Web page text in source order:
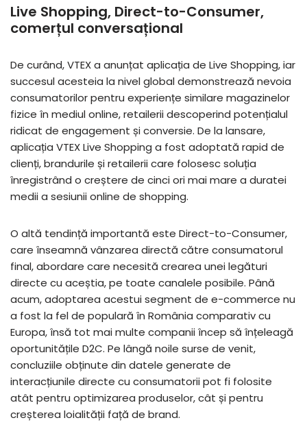
Live Shopping, Direct-to-Consumer,
comerțul conversațional
De curând, VTEX a anunțat aplicația de Live Shopping, iar
succesul acesteia la nivel global demonstrează nevoia
consumatorilor pentru experiențe similare magazinelor
fizice în mediul online, retailerii descoperind potențialul
ridicat de engagement și conversie. De la lansare,
aplicația VTEX Live Shopping a fost adoptată rapid de
clienți, brandurile și retailerii care folosesc soluția
înregistrând o creștere de cinci ori mai mare a duratei
medii a sesiunii online de shopping.
O altă tendință importantă este Direct-to-Consumer,
care înseamnă vânzarea directă către consumatorul
final, abordare care necesită crearea unei legături
directe cu aceștia, pe toate canalele posibile. Până
acum, adoptarea acestui segment de e-commerce nu
a fost la fel de populară în România comparativ cu
Europa, însă tot mai multe companii încep să înțeleagă
oportunitățile D2C. Pe lângă noile surse de venit,
concluziile obținute din datele generate de
interacțiunile directe cu consumatorii pot fi folosite
atât pentru optimizarea produselor, cât și pentru
creșterea loialității față de brand.